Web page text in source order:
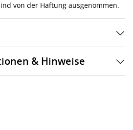
von der Haftung ausgenommen.
& Hinweise